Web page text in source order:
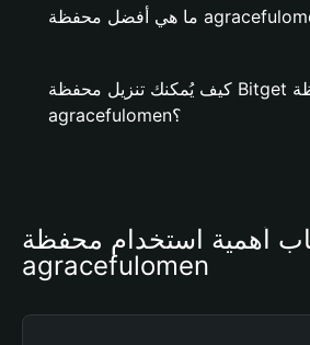
كيف يُمكنك تنزيل محفظة Bitget وإنشاء محفظة
agracefulomen؟
أهمية استخدام محفظة
agracefulomen